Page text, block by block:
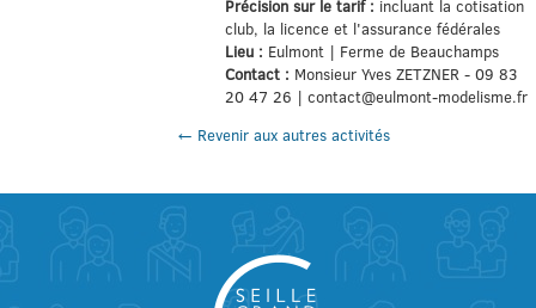
Précision sur le tarif : incluant la cotisation
club, la licence et l'assurance fédérales
Lieu : Eulmont | Ferme de Beauchamps
Contact : Monsieur Yves ZETZNER - 09 83
20 47 26 | contact@eulmont-modelisme.fr
← Revenir aux autres activités